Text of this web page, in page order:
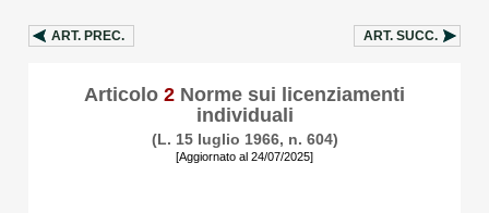
ART. PREC. ART. SUCC.
Articolo 2 Norme sui licenziamenti
individuali
(L. 15 luglio 1966, n. 604)
[Aggiornato al 24/07/2025]